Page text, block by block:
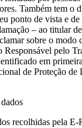
Também tem o
ponto de vista e de
– ao titular
sobre o modo
Responsável pelo
em
de Proteção
recolhidas pela E-